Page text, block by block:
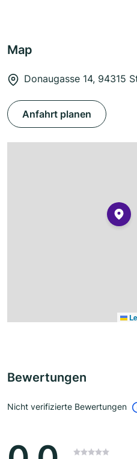
Map
Donaugasse 14, 94315
Anfahrt planen
Bewertungen
Nicht verifizierte Bewertungen